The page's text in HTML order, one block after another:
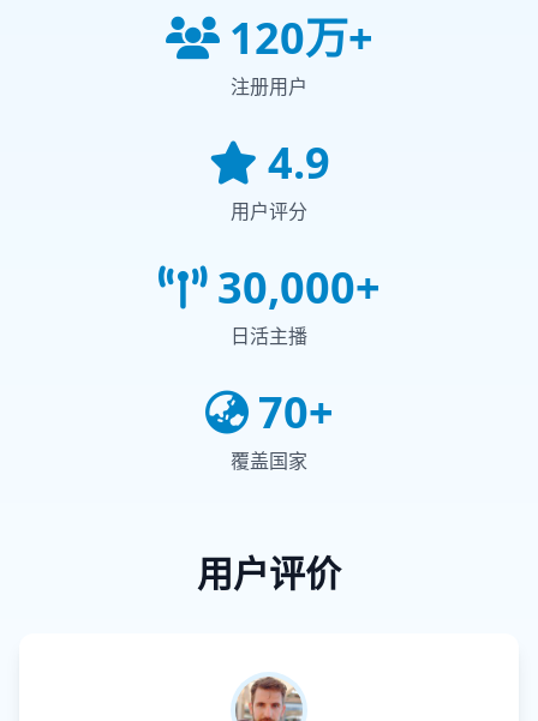
120万+
注册用户
4.9
用户评分
30,000+
日活主播
70+
覆盖国家
用户评价